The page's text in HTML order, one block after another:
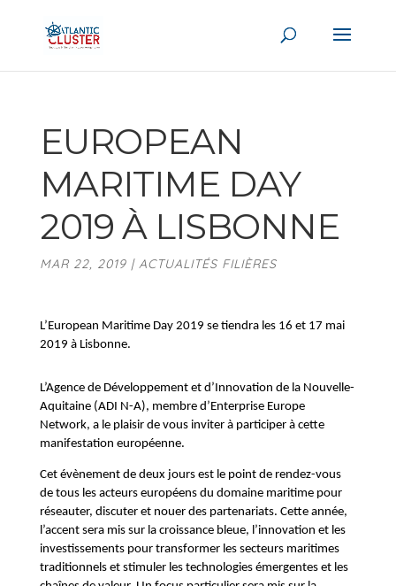
EUROPEAN
MARITIME DAY
2019 À LISBONNE
MAR 22, 2019| ACTUALITÉS FILIÈRES
L’European Maritime Day 2019 se tiendra les 16 et 17 mai
2019 à Lisbonne.
L’Agence de Développement et d’Innovation de la Nouvelle-
Aquitaine (ADI N-A), membre d’Enterprise Europe
Network, a le plaisir de vous inviter à participer à cette
manifestation européenne.
Cet évènement de deux jours est le point de rendez-vous
de tous les acteurs européens du domaine maritime pour
réseauter, discuter et nouer des partenariats. Cette année,
l’accent sera mis sur la croissance bleue, l’innovation et les
investissements pour transformer les secteurs maritimes
traditionnels et stimuler les technologies émergentes et les